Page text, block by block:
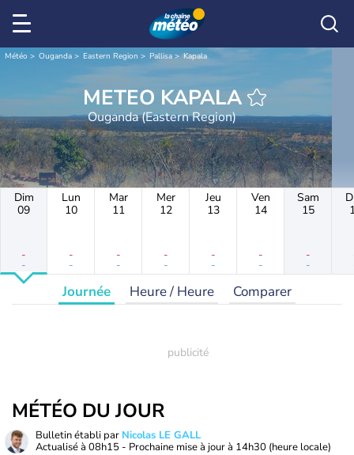
Météo Ouganda Eastern Region Pallisa Kapala
METEO KAPALA
Ouganda (Eastern Region)
Dim
09
-
-
Lun
10
-
-
Mar
11
-
-
Mer
12
-
-
Jeu
13
-
-
Ven
14
-
-
Sam
15
-
-
Journée Heure / Heure Comparer
MÉTÉO DU JOUR
Bulletin établi par Nicolas LE GALL
Actualisé à 08h15 - Prochaine mise à jour à 14h30 (heure locale)